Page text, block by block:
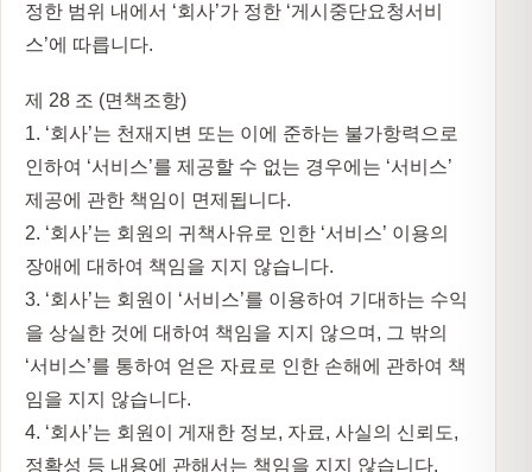
정한 범위 내에서 ‘회사’가 정한 ‘게시중단요청서비
스’에 따릅니다.
제 28 조 (면책조항)
1. ‘회사’는 천재지변 또는 이에 준하는 불가항력으로
인하여 ‘서비스’를 제공할 수 없는 경우에는 ‘서비스’
제공에 관한 책임이 면제됩니다.
2. ‘회사’는 회원의 귀책사유로 인한 ‘서비스’ 이용의
장애에 대하여 책임을 지지 않습니다.
3. ‘회사’는 회원이 ‘서비스’를 이용하여 기대하는 수익
을 상실한 것에 대하여 책임을 지지 않으며, 그 밖의
‘서비스’를 통하여 얻은 자료로 인한 손해에 관하여 책
임을 지지 않습니다.
4. ‘회사’는 회원이 게재한 정보, 자료, 사실의 신뢰도,
정확성 등 내용에 관해서는 책임을 지지 않습니다.